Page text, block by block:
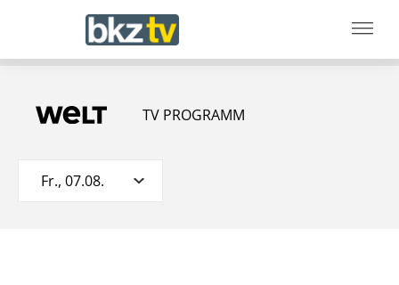
TV PROGRAMM
Fr., 07.08.